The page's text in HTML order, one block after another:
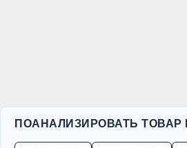
ПОАНАЛИЗИРОВАТЬ ТОВАР